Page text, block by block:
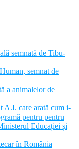
semnată de Tibu-
semnat de
a animalelor de
A.I. care arată cum i-
pentru pentru
Educației și
în România